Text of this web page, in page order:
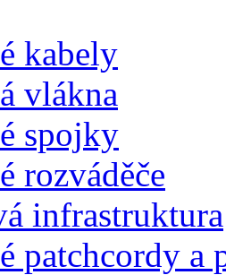
kabely
vlákna
spojky
rozváděče
infrastruktura
patchcordy a